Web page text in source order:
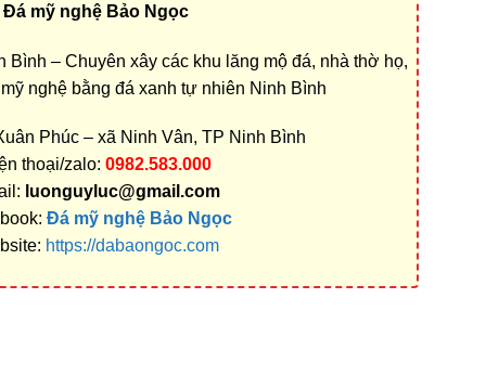
Đá mỹ nghệ Bảo Ngọc
Bình – Chuyên xây các khu lăng mộ đá, nhà thờ họ,
nghệ bằng đá xanh tự nhiên Ninh Bình
Phúc – xã Ninh Vân, TP Ninh Bình
thoại/zalo: 0982.583.000
luonguyluc@gmail.com
Đá mỹ nghệ Bảo Ngọc
https://dabaongoc.com